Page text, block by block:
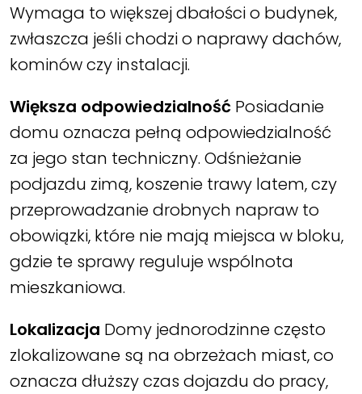
Wymaga to większej dbałości o budynek,
zwłaszcza jeśli chodzi o naprawy dachów,
kominów czy instalacji.
Większa odpowiedzialność Posiadanie
domu oznacza pełną odpowiedzialność
za jego stan techniczny. Odśnieżanie
podjazdu zimą, koszenie trawy latem, czy
przeprowadzanie drobnych napraw to
obowiązki, które nie mają miejsca w bloku,
gdzie te sprawy reguluje wspólnota
mieszkaniowa.
Lokalizacja Domy jednorodzinne często
zlokalizowane są na obrzeżach miast, co
oznacza dłuższy czas dojazdu do pracy,